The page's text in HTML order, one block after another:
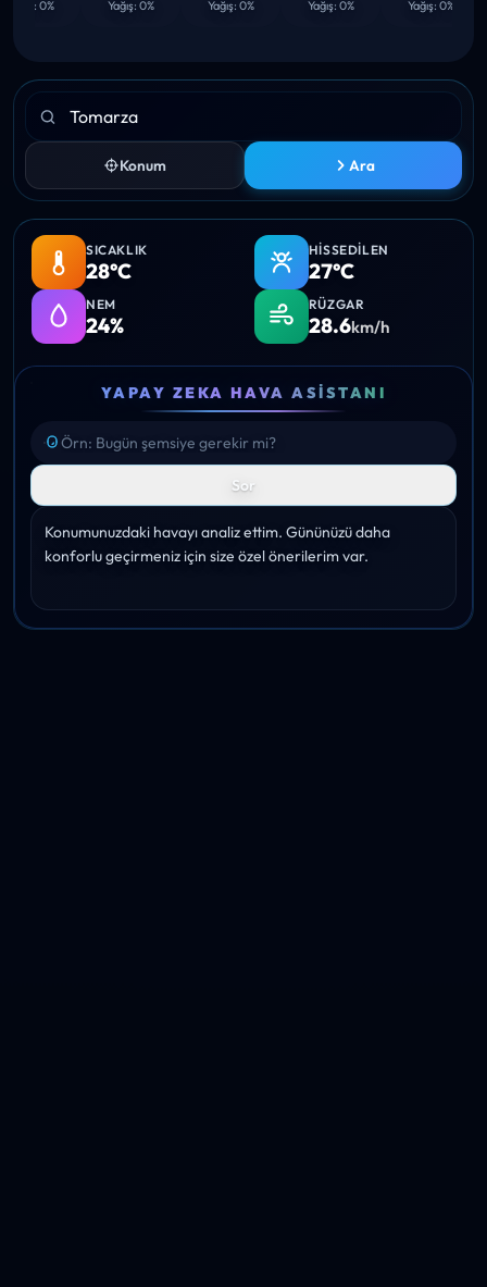
0% Yağış: 0% Yağış: 0% Yağış: 0% Yağış: 0%
Konum Ara
SICAKLIK
28°C
HISSEDILEN
27°C
NEM
24%
RÜZGAR
28.6km/h
YAPAY ZEKA HAVA ASISTANI
Sor
Konumunuzdaki havayı analiz ettim. Gününüzü daha
konforlu geçirmeniz için size özel önerilerim var.